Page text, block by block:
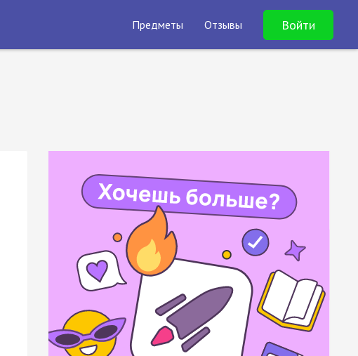
Предметы Отзывы Войти